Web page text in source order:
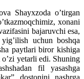
Shayxzoda o’tirgan
xonani
bajaruvchi esa,
uchun boshqa
paytlari biror kishiga
yetarli edi. Shuning
fil yasashga
dostonini nashrga